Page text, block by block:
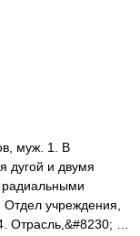
муж. 1. В
дугой и двумя
радиальными
учреждения,
Отрасль,&#8230; …